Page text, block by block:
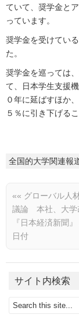
ていて、奨学金と
っています。
奨学金を受けてい
た。
奨学金を巡っては
て、日本学生支援
０年に延ばすほか
５％に引き下げる
全国的大学関連報
«« グローバル人
議論 本社、大
『日本経済新聞
日付
サイト内検索